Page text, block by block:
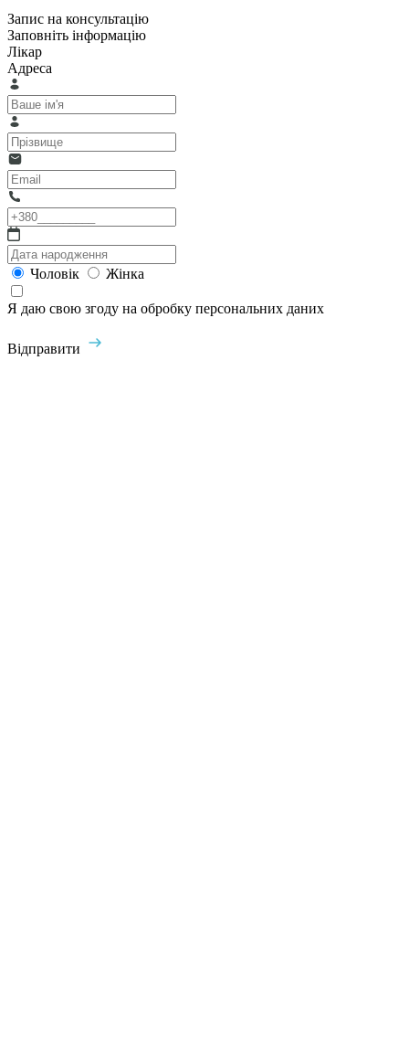
Запис на консультацію
Заповніть інформацію
Лікар
Адреса
Чоловік Жінка
Я даю свою згоду на обробку персональних даних
Відправити